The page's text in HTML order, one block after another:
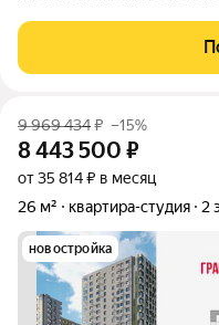
добраться за приятные 15
получаса спокойной
9 969 434₽ –15%
8 443 500 ₽
от 35 814 ₽ в месяц
26 м²
квартира-студия 2
новостройка